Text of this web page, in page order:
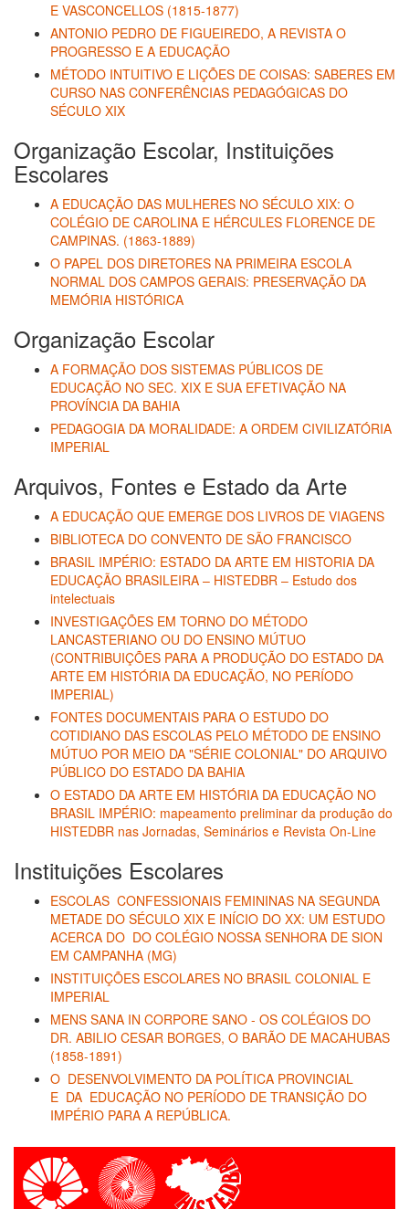
E VASCONCELLOS (1815-1877)
ANTONIO PEDRO DE FIGUEIREDO, A REVISTA O
PROGRESSO E A EDUCAÇÃO
MÉTODO INTUITIVO E LIÇÕES DE COISAS: SABERES EM
CURSO NAS CONFERÊNCIAS PEDAGÓGICAS DO
SÉCULO XIX
Organização Escolar, Instituições
Escolares
A EDUCAÇÃO DAS MULHERES NO SÉCULO XIX: O
COLÉGIO DE CAROLINA E HÉRCULES FLORENCE DE
CAMPINAS. (1863-1889)
O PAPEL DOS DIRETORES NA PRIMEIRA ESCOLA
NORMAL DOS CAMPOS GERAIS: PRESERVAÇÃO DA
MEMÓRIA HISTÓRICA
Organização Escolar
A FORMAÇÃO DOS SISTEMAS PÚBLICOS DE
EDUCAÇÃO NO SEC. XIX E SUA EFETIVAÇÃO NA
PROVÍNCIA DA BAHIA
PEDAGOGIA DA MORALIDADE: A ORDEM CIVILIZATÓRIA
IMPERIAL
Arquivos, Fontes e Estado da Arte
A EDUCAÇÃO QUE EMERGE DOS LIVROS DE VIAGENS
BIBLIOTECA DO CONVENTO DE SÃO FRANCISCO
BRASIL IMPÉRIO: ESTADO DA ARTE EM HISTORIA DA
EDUCAÇÃO BRASILEIRA – HISTEDBR – Estudo dos
intelectuais
INVESTIGAÇÕES EM TORNO DO MÉTODO
LANCASTERIANO OU DO ENSINO MÚTUO
(CONTRIBUIÇÕES PARA A PRODUÇÃO DO ESTADO DA
ARTE EM HISTÓRIA DA EDUCAÇÃO, NO PERÍODO
IMPERIAL)
FONTES DOCUMENTAIS PARA O ESTUDO DO
COTIDIANO DAS ESCOLAS PELO MÉTODO DE ENSINO
MÚTUO POR MEIO DA "SÉRIE COLONIAL" DO ARQUIVO
PÚBLICO DO ESTADO DA BAHIA
O ESTADO DA ARTE EM HISTÓRIA DA EDUCAÇÃO NO
BRASIL IMPÉRIO: mapeamento preliminar da produção do
HISTEDBR nas Jornadas, Seminários e Revista On-Line
Instituições Escolares
ESCOLAS CONFESSIONAIS FEMININAS NA SEGUNDA
METADE DO SÉCULO XIX E INÍCIO DO XX: UM ESTUDO
ACERCA DO DO COLÉGIO NOSSA SENHORA DE SION
EM CAMPANHA (MG)
INSTITUIÇÕES ESCOLARES NO BRASIL COLONIAL E
IMPERIAL
MENS SANA IN CORPORE SANO - OS COLÉGIOS DO
DR. ABILIO CESAR BORGES, O BARÃO DE MACAHUBAS
(1858-1891)
O DESENVOLVIMENTO DA POLÍTICA PROVINCIAL
E DA EDUCAÇÃO NO PERÍODO DE TRANSIÇÃO DO
IMPÉRIO PARA A REPÚBLICA.